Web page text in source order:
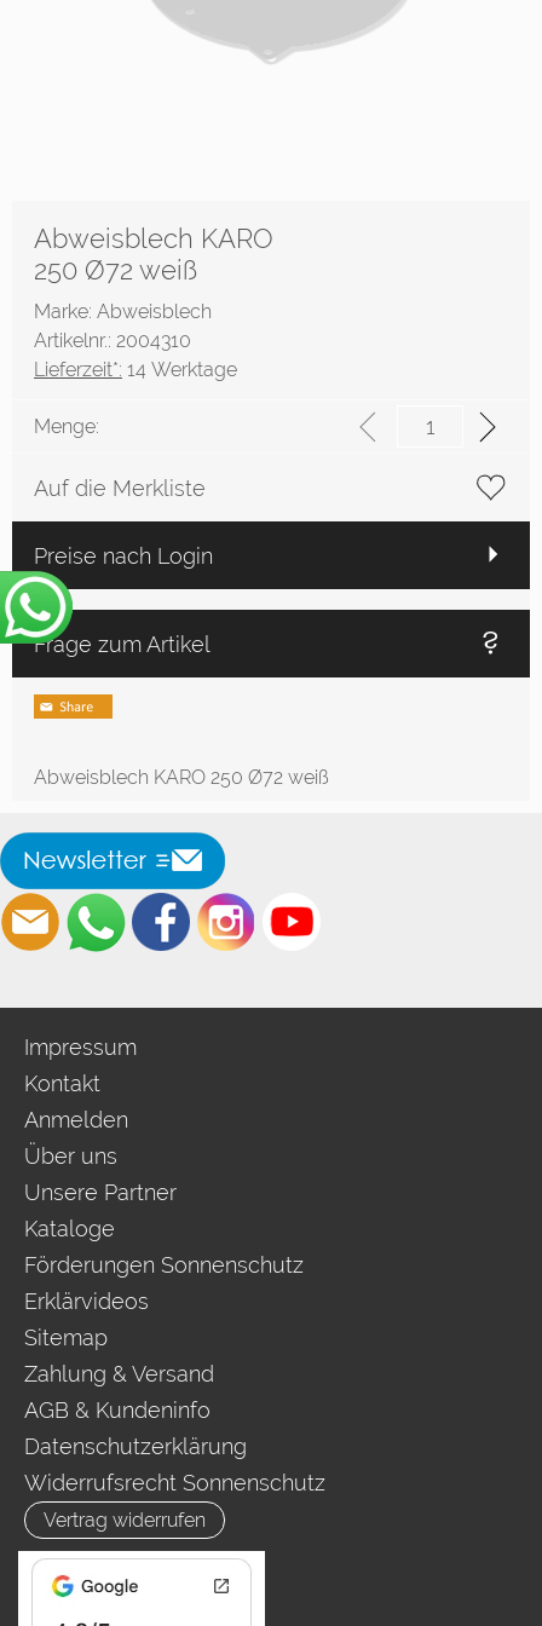
Abweisblech KARO
250 Ø72 weiß
Marke: Abweisblech
Artikelnr.: 2004310
Lieferzeit*: 14 Werktage
Menge:
Auf die Merkliste
Preise nach Login
Frage zum Artikel
Abweisblech KARO 250 Ø72 weiß
Impressum
Kontakt
Anmelden
Über uns
Unsere Partner
Kataloge
Förderungen Sonnenschutz
Erklärvideos
Sitemap
Zahlung & Versand
AGB & Kundeninfo
Datenschutzerklärung
Widerrufsrecht Sonnenschutz
Vertrag widerrufen